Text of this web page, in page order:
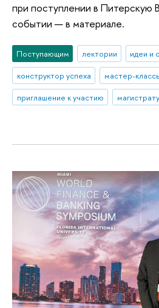
при поступлении в
событии — в материале.
Поступающим лектории
идеи и
конструктор успеха
мастер-
приглашение к участию